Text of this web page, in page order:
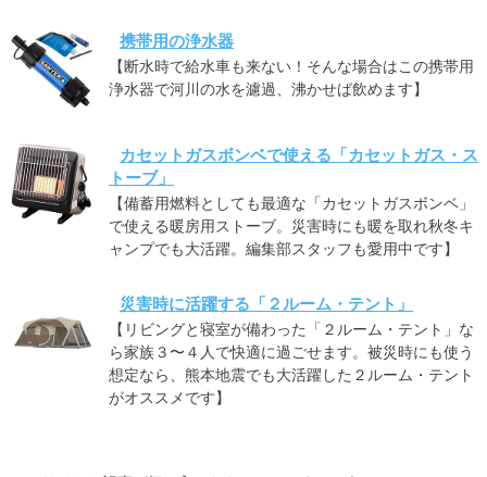
携帯用の浄水器
【断水時で給水車も来ない！そんな場合はこの携帯用
浄水器で河川の水を濾過、沸かせば飲めます】
カセットガスボンベで使える「カセットガス・ス
トーブ」
【備蓄用燃料としても最適な「カセットガスボンベ」
で使える暖房用ストーブ。災害時にも暖を取れ秋冬キ
ャンプでも大活躍。編集部スタッフも愛用中です】
災害時に活躍する「２ルーム・テント」
【リビングと寝室が備わった「２ルーム・テント」な
ら家族３〜４人で快適に過ごせます。被災時にも使う
想定なら、熊本地震でも大活躍した２ルーム・テント
がオススメです】